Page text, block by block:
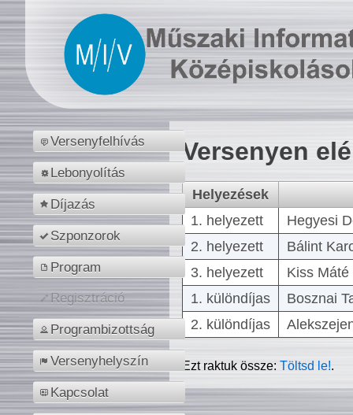
Versenyfelhívás
Lebonyolítás
Díjazás
Szponzorok
Program
Regisztráció
Programbizottság
Versenyhelyszín
Kapcsolat
Versenyen
Helyezések
1. helyezett
Hegyesi
2. helyezett
Bálint
3. helyezett
Kiss
1. különdíjas
Bosznai
2. különdíjas
Ezt raktuk össze:Töltsd le!.